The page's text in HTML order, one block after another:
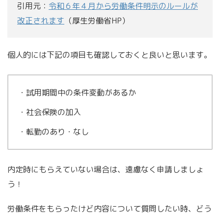
引用元： 令和６年４月から労働条件明示のルールが
改正されます （厚生労働省HP）
個人的には下記の項目も確認しておくと良いと思います。
・試用期間中の条件変動があるか
・社会保険の加入
・転勤のあり・なし
内定時にもらえていない場合は、遠慮なく申請しましょ
う！
労働条件をもらったけど内容について質問したい時、どう